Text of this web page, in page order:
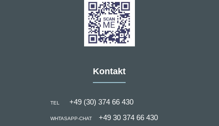
Kontakt
TEL +49 (30) 374 66 430
WHTASAPP-CHAT +49 30 374 66 430